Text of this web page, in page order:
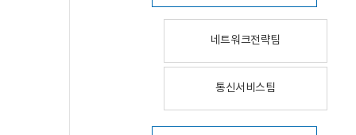
네트워크전략팀
통신서비스팀